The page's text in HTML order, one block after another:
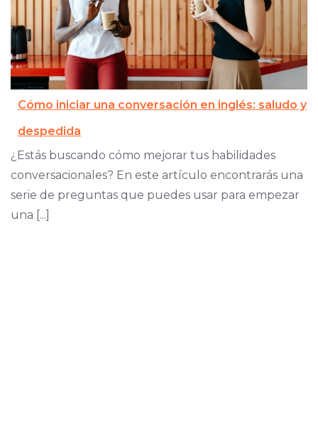
Cómo iniciar una conversación en inglés: saludo y
despedida
¿Estás buscando cómo mejorar tus habilidades
conversacionales? En este artículo encontrarás una
serie de preguntas que puedes usar para empezar
una [...]